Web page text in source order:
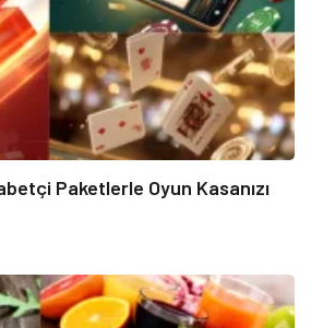
Paketlerle Oyun Kasanızı